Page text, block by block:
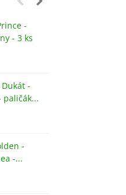
-
- 3 ks
-
-
-...